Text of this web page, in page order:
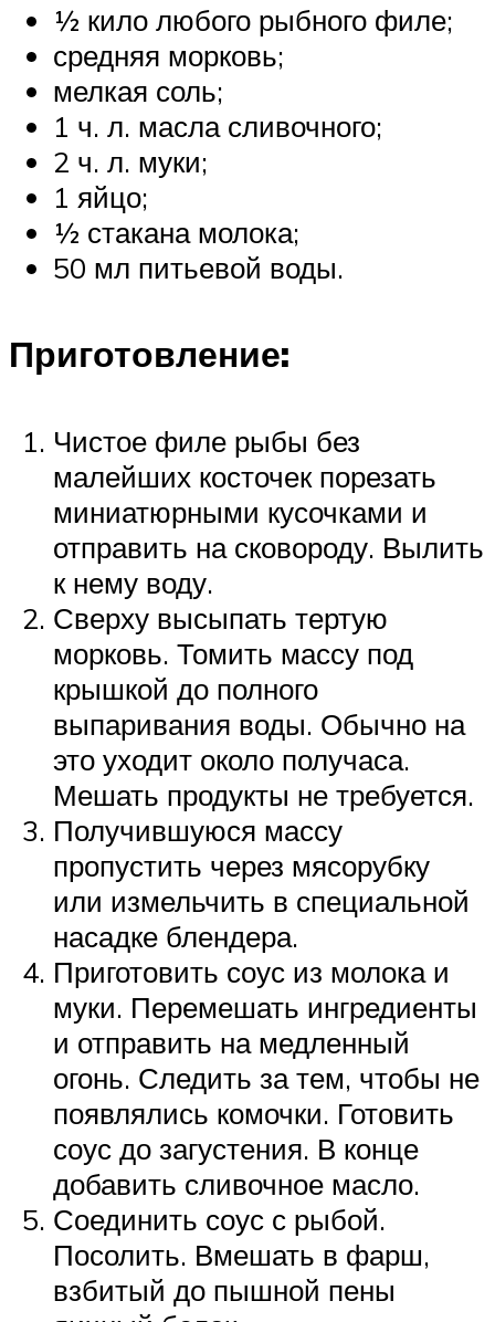
½ кило любого рыбного филе;
средняя морковь;
мелкая соль;
1 ч. л. масла сливочного;
2 ч. л. муки;
1 яйцо;
½ стакана молока;
50 мл питьевой воды.
Приготовление:
Чистое филе рыбы без
малейших косточек порезать
миниатюрными кусочками и
отправить на сковороду. Вылить
к нему воду.
Сверху высыпать тертую
морковь. Томить массу под
крышкой до полного
выпаривания воды. Обычно на
это уходит около получаса.
Мешать продукты не требуется.
Получившуюся массу
пропустить через мясорубку
или измельчить в специальной
насадке блендера.
Приготовить соус из молока и
муки. Перемешать ингредиенты
и отправить на медленный
огонь. Следить за тем, чтобы не
появлялись комочки. Готовить
соус до загустения. В конце
добавить сливочное масло.
Соединить соус с рыбой.
Посолить. Вмешать в фарш,
взбитый до пышной пены